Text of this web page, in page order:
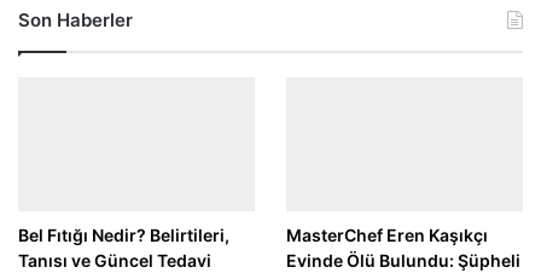
Son Haberler
Bel Fıtığı Nedir? Belirtileri,
Tanısı ve Güncel Tedavi
MasterChef Eren Kaşıkçı
Evinde Ölü Bulundu: Şüpheli